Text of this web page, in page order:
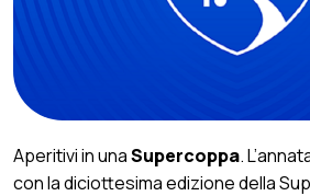
Aperitivi in unaSupercoppa.
con la diciottesima edizione della